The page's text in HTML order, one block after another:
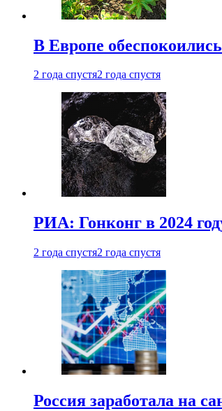
В Европе
2 года спустя2 года спустя
РИА: Гонконг в 2024
2 года спустя2 года спустя
Россия заработала на